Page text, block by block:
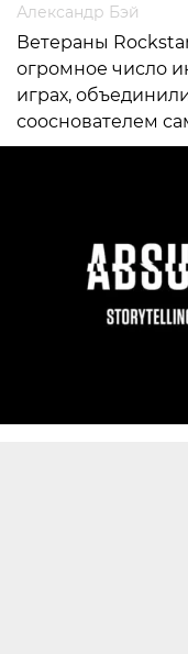
Александр Бэй
Ветераны
огромное число
играх,
сооснователем